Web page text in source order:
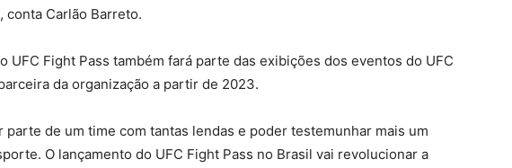
conta Carlão Barreto.
UFC Fight Pass também fará parte das exibições dos eventos do UFC
da organização a partir de 2023.
parte de um time com tantas lendas e poder testemunhar mais um
O lançamento do UFC Fight Pass no Brasil vai revolucionar a